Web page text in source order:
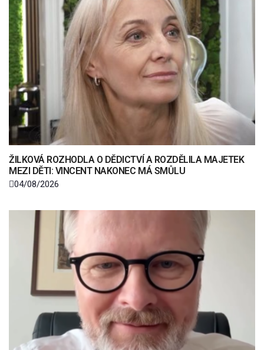
ŽILKOVÁ ROZHODLA O DĚDICTVÍ A ROZDĚLILA MAJETEK
MEZI DĚTI: VINCENT NAKONEC MÁ SMŮLU
04/08/2026